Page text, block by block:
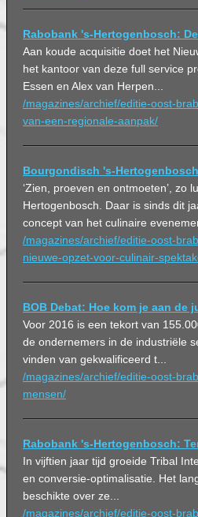
Rabobank 's-Hertogenbosch:
Aan koude acquisitie doet het
het kantoor van deze full service
Essen en Alex van Herpen...
/magazines/archief/editie-oost-
van-een-regionale-aanpak/
Bourgondisch 's-
‘Zien, proeven en ontmoeten’, zo
Hertogenbosch. Daar is sinds dit
concept van het culinaire
/magazines/archief/editie-oost-
nieuwe-opzet-voor-culinair-
BOB Debat: Hoe kom je aan de
Voor 2016 is een tekort van
de ondernemers in de industriële
vinden van gekwalificeerd t...
/magazines/archief/editie-oost-
mensen/
Rabobank 's-Hertogenbosch:
In vijftien jaar tijd groeide Tribal
en conversie-optimalisatie. Het
beschikte over ze...
/magazines/archief/editie-oost-